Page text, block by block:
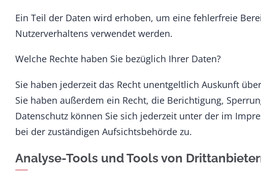
Ein Teil der Daten wird erhoben, um eine fehlerfreie
Nutzerverhaltens verwendet werden.
Welche Rechte haben Sie bezüglich Ihrer Daten?
Sie haben jederzeit das Recht unentgeltlich Auskunft
Sie haben außerdem ein Recht, die Berichtigung,
Datenschutz können Sie sich jederzeit unter der im
bei der zuständigen Aufsichtsbehörde zu.
Analyse-Tools und Tools von